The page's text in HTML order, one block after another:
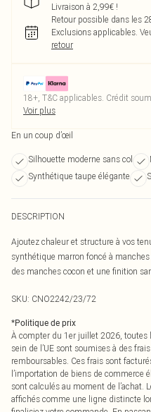
Livraison à 2,99€ !
Retour possible dans les
Exclusions applicables.
retour
18+, T&C applicables. Crédit
Voir plus
En un coup d’œil
Silhouette moderne sans col
Synthétique taupe élégante
DESCRIPTION
Ajoutez chaleur et structure à vos
synthétique marron foncé à
des manches cocon et une finition
SKU: CNO2242/23/72
*Politique de prix
À compter du 1er juillet 2026, toutes
sein de l’UE sont soumises à des
remboursables. Ces frais sont
l’importation de biens de commerce
sont calculés au moment de l’achat.
affichés comme une ligne distincte